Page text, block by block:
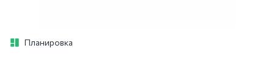
Планировка